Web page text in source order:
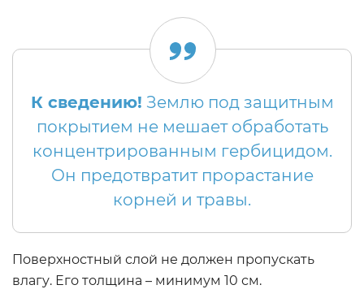
К сведению! Землю под защитным
покрытием не мешает обработать
концентрированным гербицидом.
Он предотвратит прорастание
корней и травы.
Поверхностный слой не должен пропускать
влагу. Его толщина – минимум 10 см.